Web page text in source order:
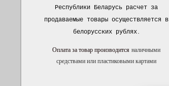
Республики Беларусь расчет за
продаваемые товары осуществляется в
белорусских рублях.
Оплата за товар производится наличными
средствами или пластиковыми картами